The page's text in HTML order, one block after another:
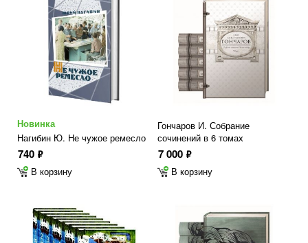
Новинка
Нагибин Ю. Не чужое ремесло
740 ф
В корзину
Гончаров И. Собрание
сочинений в 6 томах
7 000 ф
В корзину